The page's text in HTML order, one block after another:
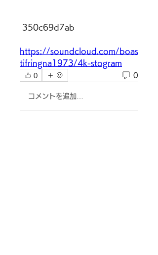
350c69d7ab
https://soundcloud.com/boas
tifringna1973/4k-stogram
0 0
コメントを追加…